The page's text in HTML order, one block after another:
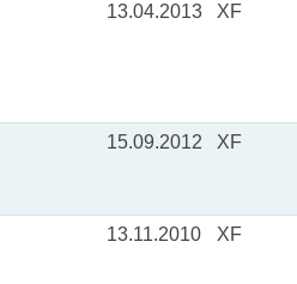
13.04.2013 XF
15.09.2012 XF
13.11.2010 XF